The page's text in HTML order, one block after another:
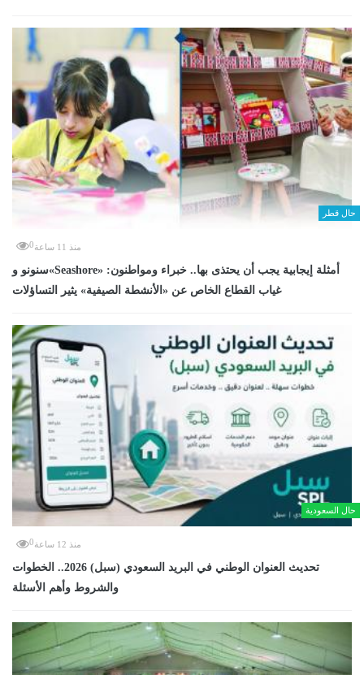
حال قطر
منذ 11 ساعة 0
سنونو و«Seashore» أمثلة إيجابية يجب أن يحتذى بها.. خبراء ومواطنون:
غياب القطاع الخاص عن «الأنشطة الصيفية» يثير التساؤلات
حال السعودية
منذ 12 ساعة 0
تحديث العنوان الوطني في البريد السعودي (سبل) 2026.. الخطوات
والشروط وأهم الأسئلة